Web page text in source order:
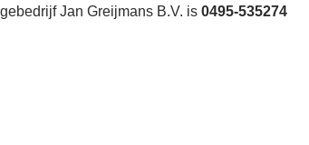
Jan Greijmans B.V. is 0495-535274